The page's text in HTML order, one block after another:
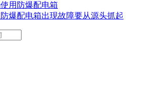
用防爆配电箱
爆配电箱出现故障要从源头抓起